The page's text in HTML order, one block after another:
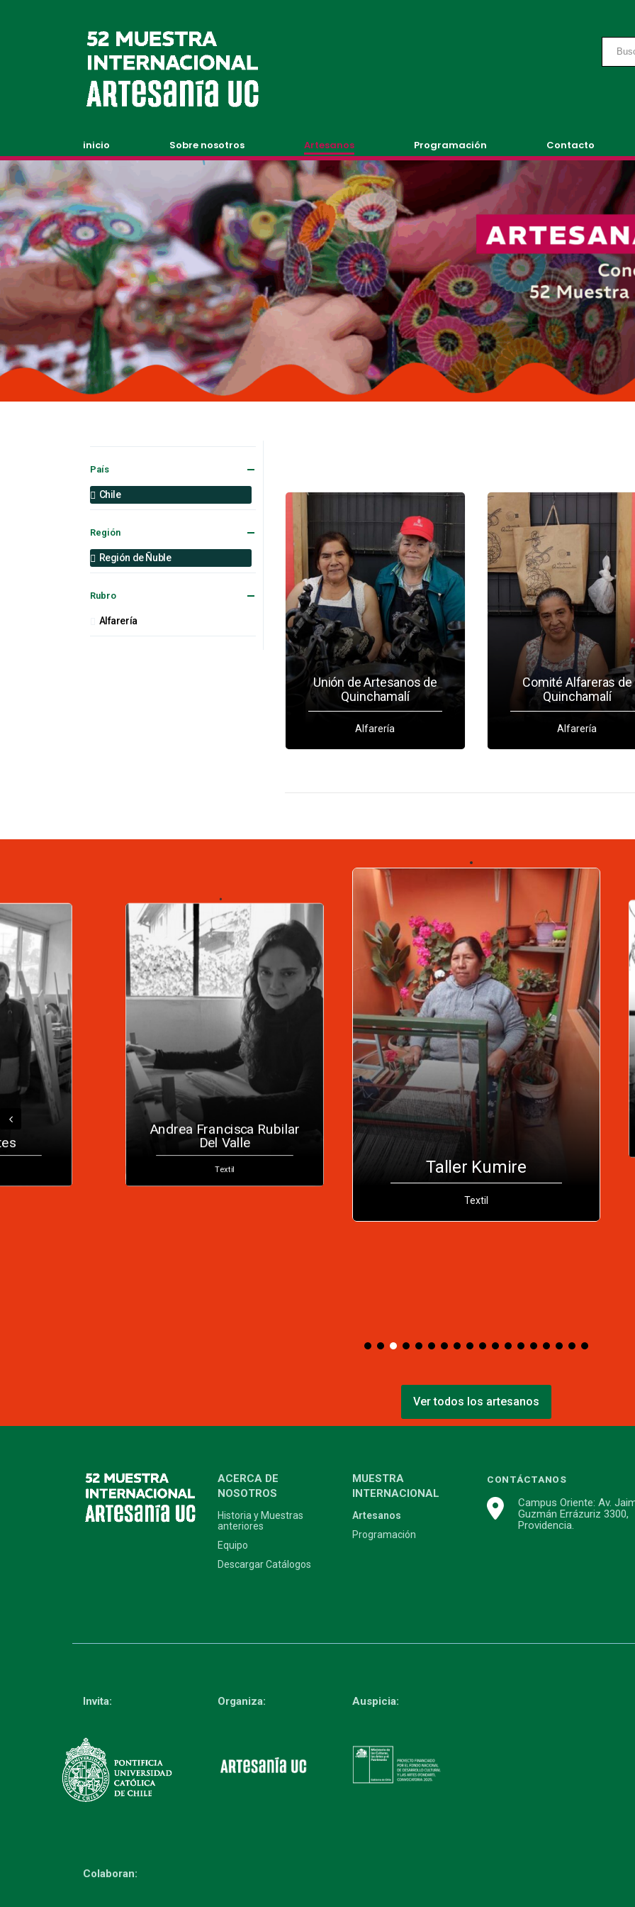
inicio Sobre nosotros Artesanos Programación Contacto
Unión de Artesanos de
Quinchamalí
Alfarería
Comité Alfareras de
Quinchamalí
Alfarería
País
Chile
Región
Región de Ñuble
Rubro
Alfarería
Andrea Francisca Rubilar
Del Valle
Textil Taller Kumire
Textil
Ver todos los artesanos
ACERCA DE
NOSOTROS
Historia y Muestras
anteriores
Equipo
Descargar Catálogos
MUESTRA
INTERNACIONAL
Artesanos
Programación
CONTÁCTANOS
Campus Oriente: Av.
Guzmán Errázuriz 3300,
Providencia.
Invita: Organiza: Auspicia:
Colaboran: